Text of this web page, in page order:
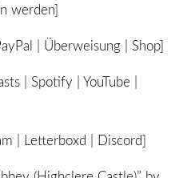
werden]
| Überweisung | Shop]
| Spotify | YouTube |
| Letterboxd | Discord]